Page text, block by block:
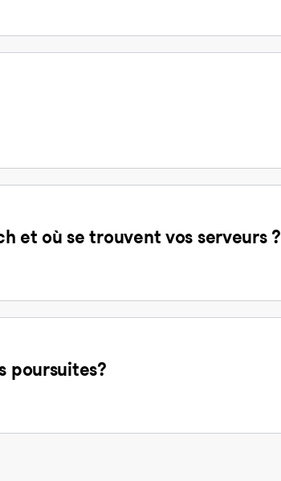
et où se trouvent vos serveurs ?
poursuites?